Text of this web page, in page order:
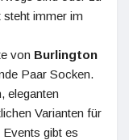
steht immer im
von Burlington
Paar Socken.
eleganten
Varianten für
gibt es